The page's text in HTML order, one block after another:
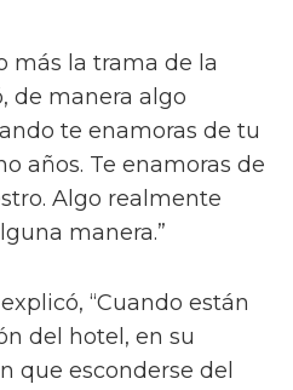
más la trama de la
de manera algo
te enamoras de tu
años. Te enamoras de
Algo realmente
manera.”
“Cuando están
del hotel, en su
que esconderse del